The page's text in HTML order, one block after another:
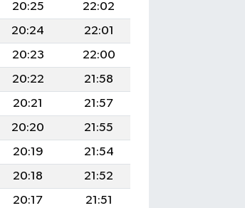
20:25
22:02
20:24
22:01
20:23
22:00
20:22
21:58
20:21
21:57
20:20
21:55
20:19
21:54
20:18
21:52
20:17
21:51